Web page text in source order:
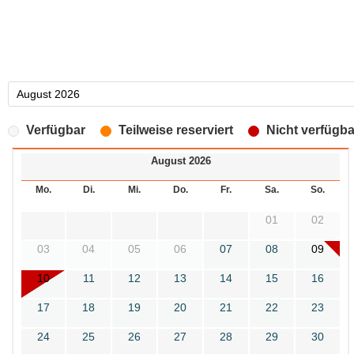
Verfügbar Teilweise reserviert Nicht
August 2026
Mo. Di. Mi. Do. Fr. Sa. So.
01 02
03 04 05 06 07 08 09
10 11 12 13 14 15 16
17 18 19 20 21 22 23
24 25 26 27 28 29 30